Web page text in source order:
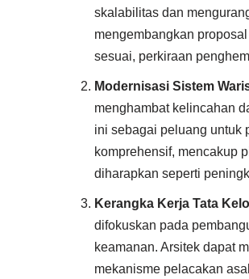
skalabilitas dan
mengembangkan
sesuai, perkiraan
Modernisasi Sistem
menghambat kelincahan
ini sebagai peluang untuk
komprehensif, mencakup
diharapkan seperti
Kerangka Kerja Tata
difokuskan pada
keamanan. Arsitek dapat
mekanisme pelacakan